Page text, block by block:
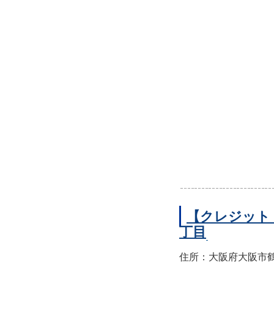
【クレジッ
丁目
住所：大阪府大阪市